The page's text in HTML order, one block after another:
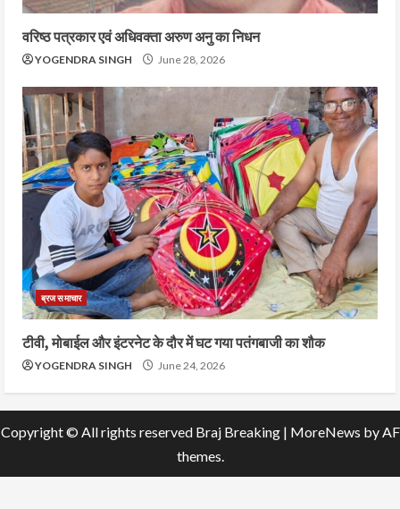
वरिष्ठ पत्रकार एवं अधिवक्ता अरुण अनु का निधन
YOGENDRA SINGH June 28, 2026
ब्रज समाचार
टीवी, मोबाईल और इंटरनेट के दौर में घट गया पतंगबाजी का शौक
YOGENDRA SINGH June 24, 2026
Copyright © All rights reserved Braj Breaking | MoreNews by AF
themes.